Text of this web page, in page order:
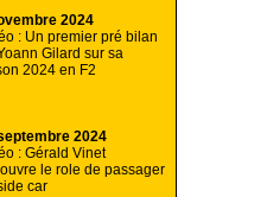
2024
: Un premier pré bilan
Gilard sur sa
2024 en F2
2024
: Gérald Vinet
le role de passager
car